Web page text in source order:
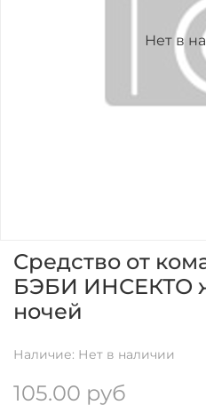
Нет в
Наличие: Нет в наличии
Средство от
БЭБИ ИНСЕКТО
ночей
105.00 руб